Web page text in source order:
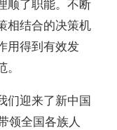
顺了职能。不断
相结合的决策机
用得到有效发
迎来了新中国
领全国各族人